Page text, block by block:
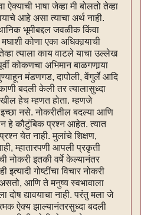
भाषा जेव्हा मी बोलतो तेव्हा
आहे असा त्याचा अर्थ नाही.
भूमीबद्दल जवळीक किंवा
कोणा एका अधिकार्‍याची
त्याला काय वाटले याचा उल्लेख
कोकणचा अभिमान बाळगणार्‍या
मंडणगड, दापोली, वेंगुर्ले आदि
बदली केली तर त्यालासुध्दा
हेच म्हणत होता. म्हणजे
नसे. नोकरीतील बदल्या आणि
हे कौटुंबिक प्रश्न आहेत. त्यात
येत नाही. मुलांचे शिक्षण,
म्हातारपणी आपली प्रकृती
नोकरी इतकी वर्षे केल्यानंतर
गोष्टींचा विचार नोकरी
आणि ते मनुष्य स्वभावाला
द्यावयाचा नाही. परंतु मला जे
ऐक्य झाल्यानंतरसुध्दा बदली